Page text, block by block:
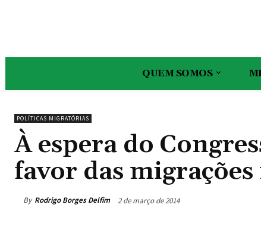
QUEM SOMOS
POLÍTICAS MIGRATÓRIAS
À espera do
favor das
By Rodrigo Borges Delfim 2 de março de 2014